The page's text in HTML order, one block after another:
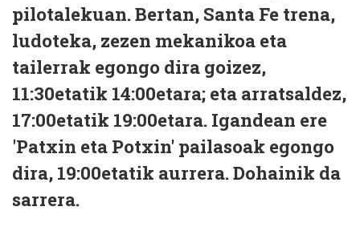
pilotalekuan. Bertan, Santa Fe trena,
ludoteka, zezen mekanikoa eta
tailerrak egongo dira goizez,
11:30etatik 14:00etara; eta arratsaldez,
17:00etatik 19:00etara. Igandean ere
'Patxin eta Potxin' pailasoak egongo
dira, 19:00etatik aurrera. Dohainik da
sarrera.